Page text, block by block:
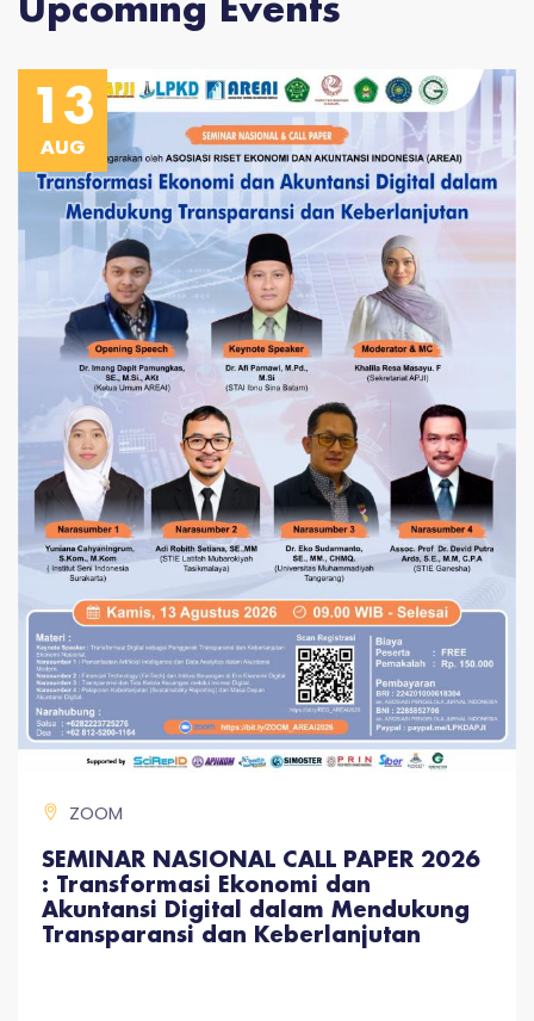
Upcoming Events
13
AUG
ZOOM
SEMINAR NASIONAL CALL PAPER 2026
: Transformasi Ekonomi dan
Akuntansi Digital dalam Mendukung
Transparansi dan Keberlanjutan